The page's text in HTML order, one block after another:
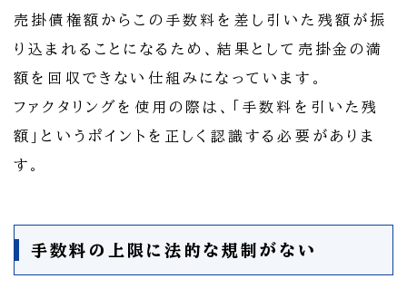
売掛債権額からこの手数料を差し引いた残額が振
り込まれることになるため、結果として売掛金の満
額を回収できない仕組みになっています。
ファクタリングを使用の際は、「手数料を引いた残
額」というポイントを正しく認識する必要がありま
す。
手数料の上限に法的な規制がない